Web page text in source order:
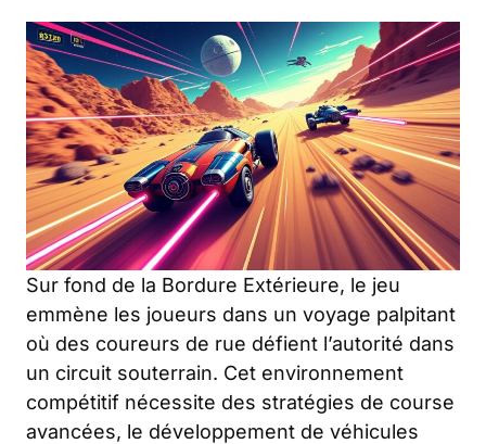
Sur fond de la Bordure Extérieure, le jeu
emmène les joueurs dans un voyage palpitant
où des coureurs de rue défient l’autorité dans
un circuit souterrain. Cet environnement
compétitif nécessite des stratégies de course
avancées, le développement de véhicules